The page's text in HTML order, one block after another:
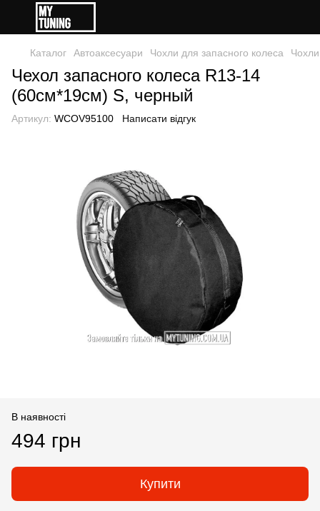
Каталог Автоаксесуари Чохли для запасного колеса
Чехол запасного колеса R13-14
(60см*19см) S, черный
Артикул: WCOV95100 Написати відгук
В наявності
494 грн
Купити